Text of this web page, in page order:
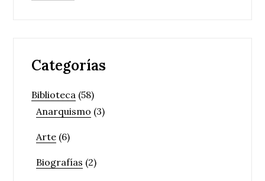
Categorías
Biblioteca (58)
Anarquismo (3)
Arte (6)
Biografías (2)